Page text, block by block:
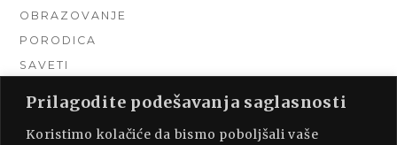
Prilagodite podešavanja saglasnosti
Koristimo kolačiće da bismo poboljšali vaše
OBRAZOVANJE
PORODICA
SAVETI
TURIZAM
UNCATEGORIZED